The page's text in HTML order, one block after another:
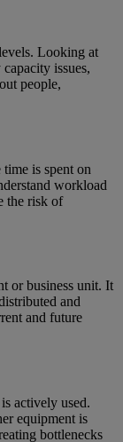
Looking at
issues,
people,
is spent on
workload
the risk of
or business unit. It
and
and future
actively used.
equipment is
bottlenecks